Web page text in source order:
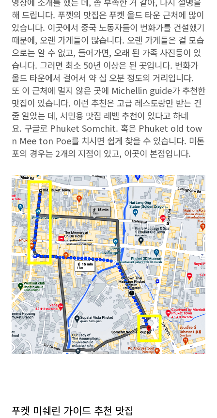
해 드립니다. 푸껫의 맛집은 푸켓 올드 타운 근처에 많이
있습니다. 이곳에서 중국 노동자들이 번화가를 건설했기
때문에, 오랜 가게들이 많습니다. 오랜 가게들은 겉 모습
으로는 알 수 없고, 들어가면, 오래 된 가족 사진등이 있
습니다. 그러면 최소 50년 이상은 된 곳입니다. 번화가
올드 타운에서 걸어서 약 십 오분 정도의 거리입니다.
또 이 근처에 멀지 않은 곳에 Michellin guide가 추천한
맛집이 있습니다. 이런 추천은 고급 레스토랑만 받는 건
줄 알았는 데, 서민용 맛집 레벨 추천이 있다고 하네
요. 구글로 Phuket Somchit. 혹은 Phuket old tow
n Mee ton Poe를 치시면 쉽게 찾을 수 있습니다. 미톤
포의 경우는 2개의 지점이 있고, 이곳이 본점입니다.
푸켓 미쉐린 가이드 추천 맛집